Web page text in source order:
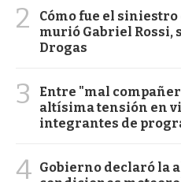
2
Cómo fue el
murió Gabriel Rossi,
Drogas
3
Entre "mal
altísima tensión en
integrantes de
4 Gobierno declaró la